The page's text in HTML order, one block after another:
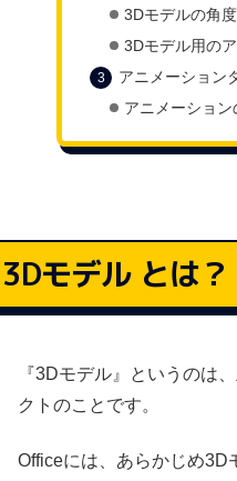
3Dモデルの角
3Dモデル用の
アニメーション
アニメーショ
3Dモデル とは？
『3Dモデル』というのは
クトのことです。
Officeには、あらかじめ3D